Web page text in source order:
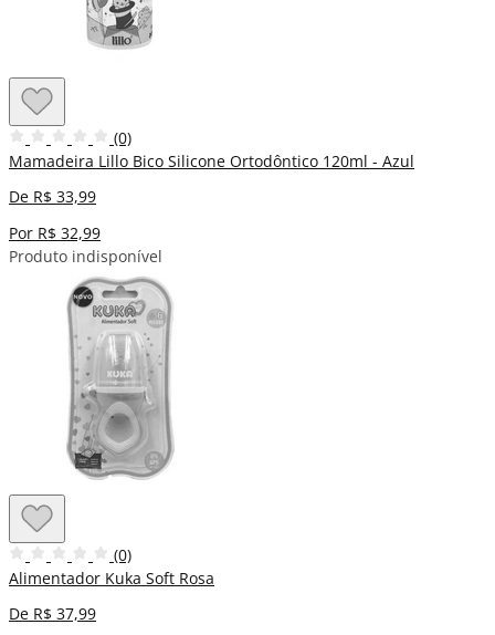
(0)
Mamadeira Lillo Bico Silicone Ortodôntico 120ml - Azul
De R$ 33,99
Por R$ 32,99
Produto indisponível
(0)
Alimentador Kuka Soft Rosa
De R$ 37,99